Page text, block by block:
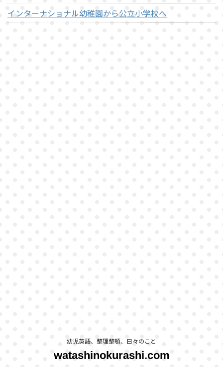
インターナショナル幼稚園から公立小学校へ
幼児英語、整理整頓、日々のこと
watashinokurashi.com